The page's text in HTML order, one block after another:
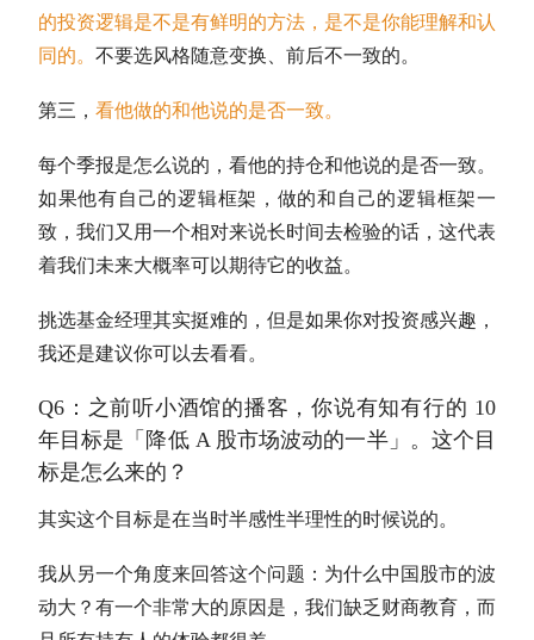
的投资逻辑是不是有鲜明的方法，是不是你能理解和认
同的。 不要选风格随意变换、前后不一致的。
第三， 看他做的和他说的是否一致。
每个季报是怎么说的，看他的持仓和他说的是否一致。
如果他有自己的逻辑框架，做的和自己的逻辑框架一
致，我们又用一个相对来说长时间去检验的话，这代表
着我们未来大概率可以期待它的收益。
挑选基金经理其实挺难的，但是如果你对投资感兴趣，
我还是建议你可以去看看。
Q6：之前听小酒馆的播客，你说有知有行的 10
年目标是「降低 A 股市场波动的一半」。这个目
标是怎么来的？
其实这个目标是在当时半感性半理性的时候说的。
我从另一个角度来回答这个问题：为什么中国股市的波
动大？有一个非常大的原因是，我们缺乏财商教育，而